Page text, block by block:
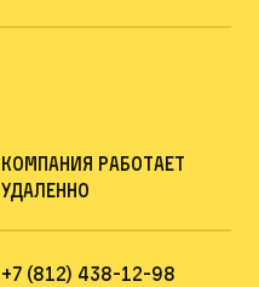
компания работает
удаленно
+7 (812) 438-12-98